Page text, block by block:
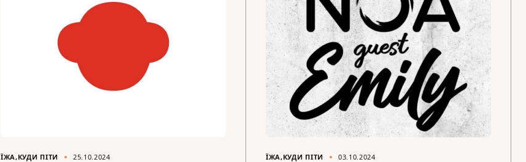
ЇЖА КУДИ ПІТИ 25.10.2024 ЇЖА КУДИ ПІТИ 03.10.2024